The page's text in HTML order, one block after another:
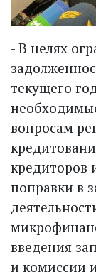
- В целях
текущего
вопросам
кредиторов
поправки в
введения
и комиссии